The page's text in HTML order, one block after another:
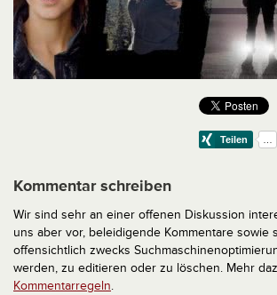
Kommentar schreiben
Wir sind sehr an einer offenen Diskussion
uns aber vor, beleidigende Kommentare sowie
offensichtlich zwecks
werden, zu editieren oder zu löschen. Mehr
Kommentarregeln.